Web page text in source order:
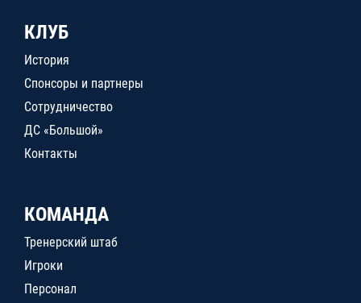
КЛУБ
История
Спонсоры и партнеры
Сотрудничество
ДС «Большой»
Контакты
КОМАНДА
Тренерский штаб
Игроки
Персонал